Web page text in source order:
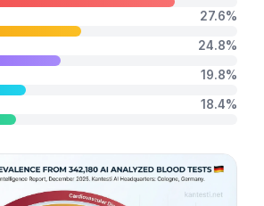
27.6%
24.8%
19.8%
18.4%